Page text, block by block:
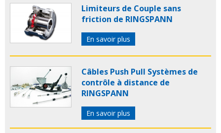
Limiteurs de Couple sans
friction de RINGSPANN
En savoir plus
Câbles Push Pull Systèmes de
contrôle à distance de
RINGSPANN
En savoir plus